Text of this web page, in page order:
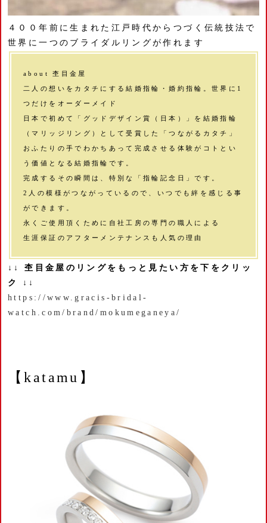
４００年前に生まれた江戸時代からつづく伝統技法で
世界に一つのブライダルリングが作れます
about 杢目金屋
二人の想いをカタチにする結婚指輪・婚約指輪。世界に1
つだけをオーダーメイド
日本で初めて「グッドデザイン賞（日本）」を結婚指輪
（マリッジリング）として受賞した「つながるカタチ」
おふたりの手でわかちあって完成させる体験がコトとい
う価値となる結婚指輪です。
完成するその瞬間は、特別な「指輪記念日」です。
2人の模様がつながっているので、いつでも絆を感じる事
ができます。
永くご使用頂くために自社工房の専門の職人による
生涯保証のアフターメンテナンスも人気の理由
↓↓ 杢目金屋のリングをもっと見たい方を下をクリッ
ク ↓↓
https://www.gracis-bridal-
watch.com/brand/mokumeganeya/
【katamu】